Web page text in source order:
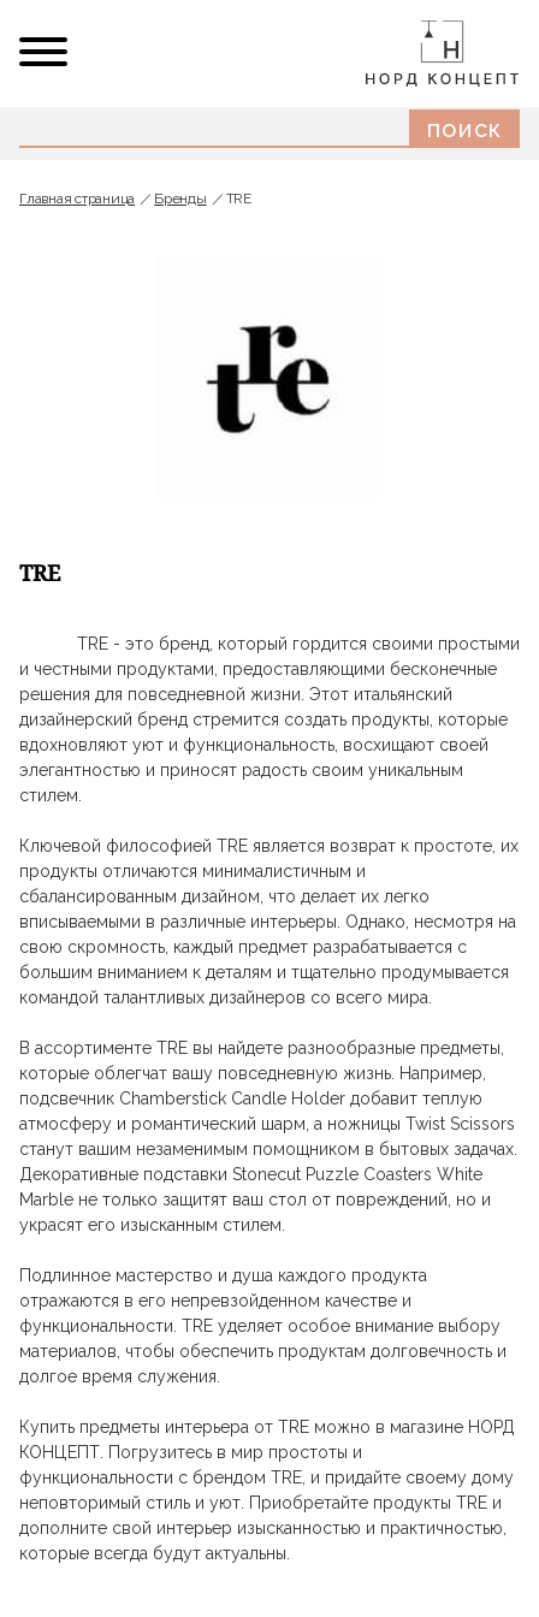
Главная страница Бренды TRE
TRE
TRE - это бренд, который гордится своими простыми
и честными продуктами, предоставляющими бесконечные
решения для повседневной жизни. Этот итальянский
дизайнерский бренд стремится создать продукты, которые
вдохновляют уют и функциональность, восхищают своей
элегантностью и приносят радость своим уникальным
стилем.
Ключевой философией TRE является возврат к простоте, их
продукты отличаются минималистичным и
сбалансированным дизайном, что делает их легко
вписываемыми в различные интерьеры. Однако, несмотря на
свою скромность, каждый предмет разрабатывается с
большим вниманием к деталям и тщательно продумывается
командой талантливых дизайнеров со всего мира.
В ассортименте TRE вы найдете разнообразные предметы,
которые облегчат вашу повседневную жизнь. Например,
подсвечник Chamberstick Candle Holder добавит теплую
атмосферу и романтический шарм, а ножницы Twist Scissors
станут вашим незаменимым помощником в бытовых задачах.
Декоративные подставки Stonecut Puzzle Coasters White
Marble не только защитят ваш стол от повреждений, но и
украсят его изысканным стилем.
Подлинное мастерство и душа каждого продукта
отражаются в его непревзойденном качестве и
функциональности. TRE уделяет особое внимание выбору
материалов, чтобы обеспечить продуктам долговечность и
долгое время служения.
Купить предметы интерьера от TRE можно в магазине НОРД
КОНЦЕПТ. Погрузитесь в мир простоты и
функциональности с брендом TRE, и придайте своему дому
неповторимый стиль и уют. Приобретайте продукты TRE и
дополните свой интерьер изысканностью и практичностью,
которые всегда будут актуальны.